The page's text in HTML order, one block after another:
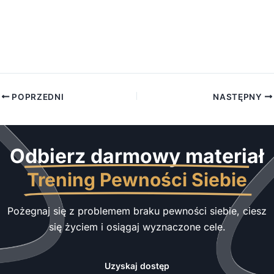
POPRZEDNI NASTĘPNY
Odbierz darmowy materiał
Trening Pewności Siebie
Pożegnaj się z problemem braku pewności siebie, ciesz
się życiem i osiągaj wyznaczone cele.
Uzyskaj dostęp